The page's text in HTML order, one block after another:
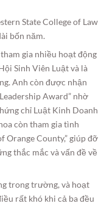
State College of Law
bốn năm.
gia nhiều hoạt động
Sinh Viên Luật và là
Anh còn được nhận
Award” nhờ
chỉ Luật Kinh Doanh
còn tham gia tình
Orange County,” giúp đỡ
thắc mắc và vấn đề về
trong trường, và hoạt
rất khó khi cả ba đều